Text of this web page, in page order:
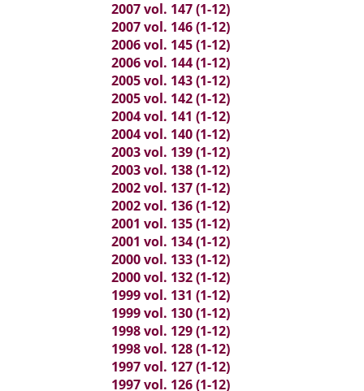
2007 vol. 147 (1-12)
2007 vol. 146 (1-12)
2006 vol. 145 (1-12)
2006 vol. 144 (1-12)
2005 vol. 143 (1-12)
2005 vol. 142 (1-12)
2004 vol. 141 (1-12)
2004 vol. 140 (1-12)
2003 vol. 139 (1-12)
2003 vol. 138 (1-12)
2002 vol. 137 (1-12)
2002 vol. 136 (1-12)
2001 vol. 135 (1-12)
2001 vol. 134 (1-12)
2000 vol. 133 (1-12)
2000 vol. 132 (1-12)
1999 vol. 131 (1-12)
1999 vol. 130 (1-12)
1998 vol. 129 (1-12)
1998 vol. 128 (1-12)
1997 vol. 127 (1-12)
1997 vol. 126 (1-12)